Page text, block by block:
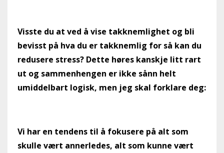
Visste du at ved å vise takknemlighet og bli
bevisst på hva du er takknemlig for så kan du
redusere stress? Dette høres kanskje litt rart
ut og sammenhengen er ikke sånn helt
umiddelbart logisk, men jeg skal forklare deg:
Vi har en tendens til å fokusere på alt som
skulle vært annerledes, alt som kunne vært